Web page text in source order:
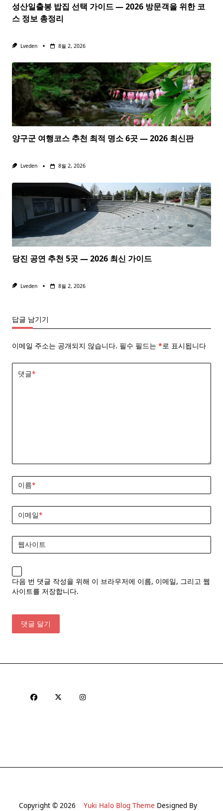
성산일출봉 밥집 선택 가이드 — 2026 방문객을 위한 코
스 정보 총정리
Lveden 8월 2, 2026
양구군 여행코스 추천 최적 명소 6곳 — 2026 최신판
Lveden 8월 2, 2026
당진 공연 추천 5곳 — 2026 최신 가이드
Lveden 8월 2, 2026
답글 남기기
이메일 주소는 공개되지 않습니다. 필수 필드는 *로 표시됩니다
댓글*
이름*
이메일*
웹사이트
다음 번 댓글 작성을 위해 이 브라우저에 이름, 이메일, 그리고 웹
사이트를 저장합니다.
Copyright © 2026 Yuki Halo Blog Theme Designed By